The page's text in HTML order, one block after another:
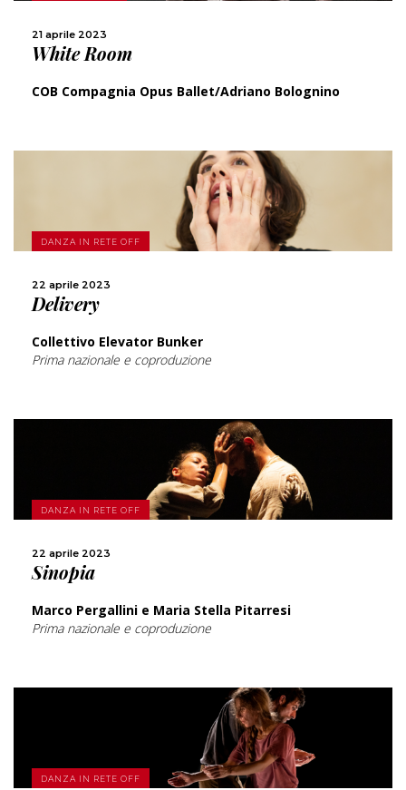
21 aprile 2023
White Room
COB Compagnia Opus Ballet/Adriano Bolognino
DANZA IN RETE OFF
22 aprile 2023
Delivery
Collettivo Elevator Bunker
Prima nazionale e coproduzione
SCOPRI DI PIÙ
DANZA IN RETE OFF
22 aprile 2023
Sinopia
Marco Pergallini e Maria Stella Pitarresi
Prima nazionale e coproduzione
SCOPRI DI PIÙ
DANZA IN RETE OFF
SCOPRI DI PIÙ